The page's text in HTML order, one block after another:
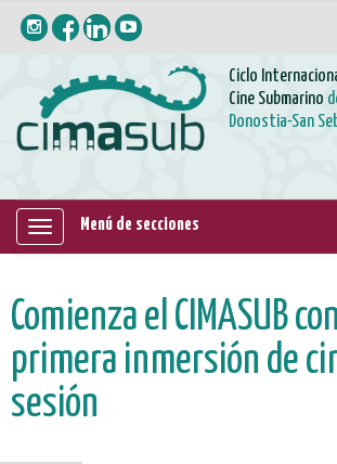
Ciclo
Cine Submarino
Donostia-San
Mostrar/ocultar
Menú de secciones
Comienza el CIMASUB
primera inmersión de
sesión